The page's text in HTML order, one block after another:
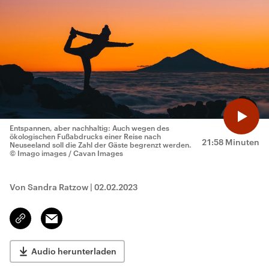
21:58 Minuten
Entspannen, aber nachhaltig: Auch wegen des
ökologischen Fußabdrucks einer Reise nach
Neuseeland soll die Zahl der Gäste begrenzt werden.
© Imago images / Cavan Images
Von Sandra Ratzow | 02.02.2023
Link
kopieren/teilen
Email
Audio herunterladen